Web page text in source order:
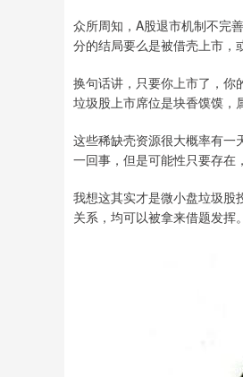
众所周知，A股退市机制不完
分的结局要么是被借壳上市，
换句话讲，只要你上市了，你
垃圾股上市席位是块香馍馍，
这些稀缺壳资源很大概率有一
一回事，但是可能性只要存在
我想这其实才是微小盘垃圾股
关系，均可以被拿来借题发挥